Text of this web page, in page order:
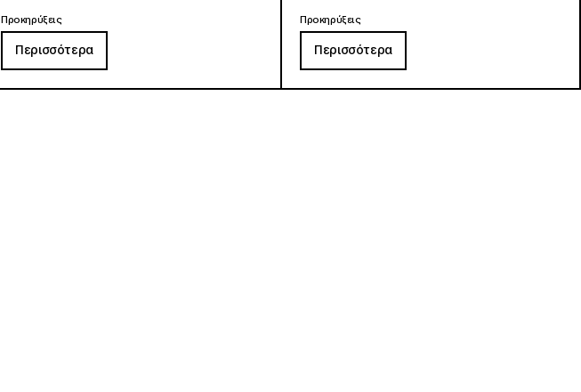
Προκηρύξεις
Περισσότερα
Προκηρύξεις
Περισσότερα